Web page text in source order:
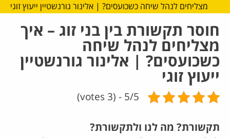
מצליחים לנהל שיחה כשכועסים? | אלינור גורנשטיין ייעוץ זוגי
חוסר תקשורת בין בני זוג – איך
מצליחים לנהל שיחה
כשכועסים? | אלינור גורנשטיין
ייעוץ זוגי
5/5 - (3 votes)
תקשורת? מה לנו ולתקשורת?